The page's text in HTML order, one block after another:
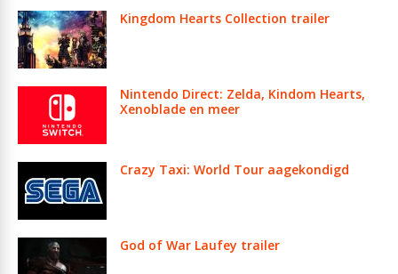
Kingdom Hearts Collection trailer
Nintendo Direct: Zelda, Kindom Hearts,
Xenoblade en meer
Crazy Taxi: World Tour aagekondigd
God of War Laufey trailer